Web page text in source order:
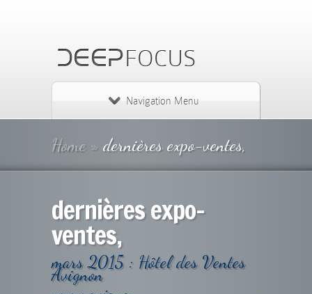
Navigation Menu
Home » dernières expo-ventes,
dernières expo-
ventes,
mars 2015 : Hôtel des Ventes
Avignon